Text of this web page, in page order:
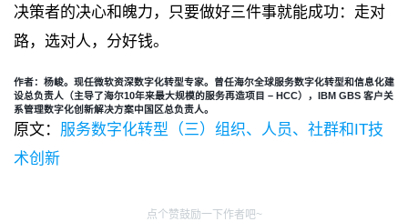
决策者的决心和魄力，只要做好三件事就能成功：走对
路，选对人，分好钱。
作者：杨峻。现任微软资深数字化转型专家。曾任海尔全球服务数字化转型和信息化建
设总负责人（主导了海尔10年来最大规模的服务再造项目 – HCC），IBM GBS 客户关
系管理数字化创新解决方案中国区总负责人。
原文： 服务数字化转型（三）组织、人员、社群和IT技
术创新
点个赞鼓励一下作者吧~